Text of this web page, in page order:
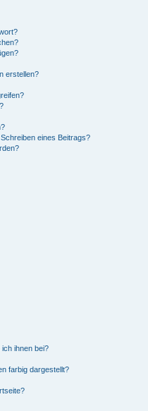
erstellen?
eines Beitrags?
ihnen bei?
farbig dargestellt?